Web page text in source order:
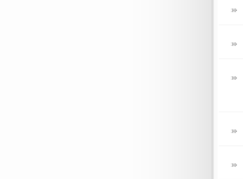
»
»
»
»
»